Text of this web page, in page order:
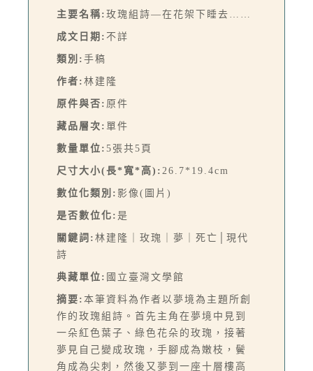
主要名稱: 玫瑰組詩—在花架下睡去……
成文日期: 不詳
類別: 手稿
作者: 林建隆
原件與否: 原件
藏品層次: 單件
數量單位: 5張共5頁
尺寸大小(長*寬*高): 26.7*19.4cm
數位化類別: 影像(圖片)
是否數位化: 是
關鍵詞: 林建隆｜玫瑰｜夢｜死亡│現代
詩
典藏單位: 國立臺灣文學館
摘要: 本筆資料為作者以夢境為主題所創
作的玫瑰組詩。首先主角在夢境中見到
一朵紅色葉子、綠色花朵的玫瑰，接著
夢見自己變成玫瑰，手腳成為嫩枝，鬢
角成為尖刺，然後又夢到一座十層樓高